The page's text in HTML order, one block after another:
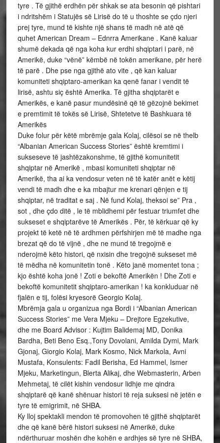
tyre . Të gjithë erdhën për shkak se ata besonin që pishtari
i ndritshëm i Statujës së Lirisë do të u thoshte se çdo njeri
prej tyre, mund të kishte një shans të madh në atë që
quhet American Dream – Ednrra Amerikane . Kanë kaluar
shumë dekada që nga koha kur erdhi shqiptari i parë, në
Amerikë, duke “vënë” këmbë në tokën amerikane, për herë
të parë . Dhe pse nga gjithë ato vite , që kan kaluar
komuniteti shqiptaro-amerikan ka qenë fanar i vendit të
lirisë, ashtu siç është Amerika. Të gjitha shqiptarët e
Amerikës, e kanë pasur mundësinë që të gëzojnë bekimet
e premtimit të tokës së Lirisë, Shtetetve të Bashkuara të
Amerikës
Duke folur për këtë mbrëmje gala Kolaj, cilësoi se në thelb
“Albanian American Success Stories” është kremtimi i
sukseseve të jashtëzakonshme, të gjithë komunitetit
shqiptar në Amerikë , mbasi komuniteti shqiptar në
Amerikë, tha ai ka vendosur veten në të katër anët e këtij
vendi të madh dhe e ka mbajtur me krenari qënjen e tij
shqiptar, në traditat e saj . Në fund Kolaj, theksoi se” Pra ,
sot , dhe çdo ditë , le të mblidhemi për festuar triumfet dhe
sukseset e shqiptarëve të Amerikës . Për, të kërkuar që ky
projekt të ketë në të ardhmen përfshirjen më të madhe nga
brezat që do të vijnë , dhe ne mund të tregojmë e
nderojmë këto histori, që nxisin dhe tregojnë sukseset më
të mëdha në komunitetin tonë . Këto janë momentet tona ;
kjo është koha jonë ! Zoti e bekoftë Amerikën ! Dhe Zoti e
bekoftë komunitetit shqiptaro-amerikan ! ka konkluduar në
fjalën e tij, folësi kryesorë Georgio Kolaj.
Mbrëmja gala u organizua nga Bordi i “Albanian American
Success Stories” me Vera Mjeku – Drejtore Egzekutive,
dhe me Board Advisor : Kujtim Balidemaj MD, Donika
Bardha, Beti Beno Esq.,Tony Dovolani, Amilda Dymi, Mark
Gjonaj, Giorgio Kolaj, Mark Kosmo, Nick Markola, Avni
Mustafa, Konsulents: Fadil Berisha, Ed Hammel, Ismer
Mjeku, Marketingun, Blerta Alikaj, dhe Webmasterin, Arben
Mehmetaj, të cilët kishin vendosur lidhje me qindra
shqiptarë që kanë shënuar histori të reja suksesi në jetën e
tyre të emigrimit, në SHBA.
Ky lloj spektakli mendon të promovohen të gjithë shqiptarët
dhe që kanë bërë histori suksesi në Amerikë, duke
ndërthuruar moshën dhe kohën e ardhjes së tyre në SHBA,